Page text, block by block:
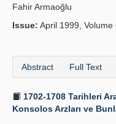
Fahir Armaoğlu
Issue: April 1999, Volume
Abstract Full Text
1702-1708 Tarihleri
Konsolos Arzları ve